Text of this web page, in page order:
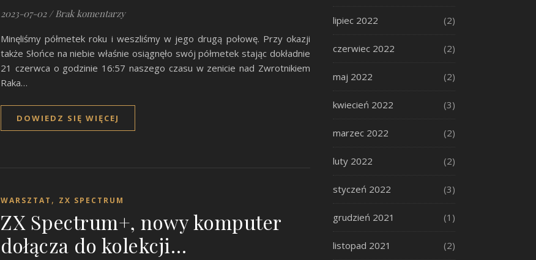
2023-07-02 / Brak komentarzy
Minęliśmy półmetek roku i weszliśmy w jego drugą połowę. Przy okazji
także Słońce na niebie właśnie osiągnęło swój półmetek stając dokładnie
21 czerwca o godzinie 16:57 naszego czasu w zenicie nad Zwrotnikiem
Raka…
DOWIEDZ SIĘ WIĘCEJ
WARSZTAT , ZX SPECTRUM
ZX Spectrum+, nowy komputer
dołącza do kolekcji…
lipiec 2022 (2)
czerwiec 2022 (2)
maj 2022 (2)
kwiecień 2022 (3)
marzec 2022 (2)
luty 2022 (2)
styczeń 2022 (3)
grudzień 2021 (1)
listopad 2021 (2)